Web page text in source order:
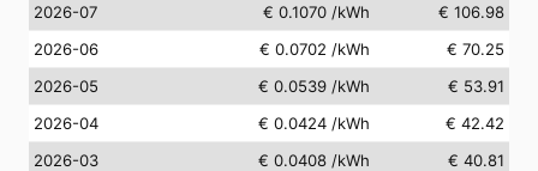
2026-07
€ 0.1070 /kWh
€ 106.98
2026-06
€ 0.0702 /kWh
€ 70.25
2026-05
€ 0.0539 /kWh
€ 53.91
2026-04
€ 0.0424 /kWh
€ 42.42
2026-03
€ 0.0408 /kWh
€ 40.81